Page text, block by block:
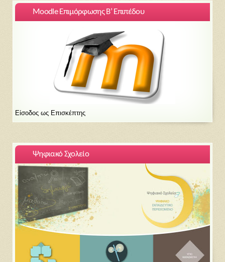
Moodle Επιμόρφωσης Β’ Επιπέδου
Είσοδος ως Επισκέπτης
Ψηφιακό Σχολείο